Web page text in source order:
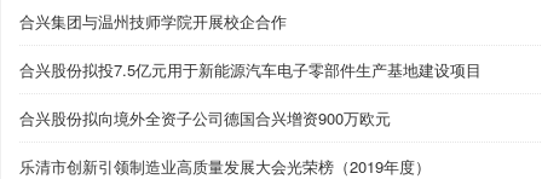
合兴集团与温州技师学院开展校企合作
合兴股份拟投7.5亿元用于新能源汽车电子零部件生产基地建设项目
合兴股份拟向境外全资子公司德国合兴增资900万欧元
乐清市创新引领制造业高质量发展大会光荣榜（2019年度）